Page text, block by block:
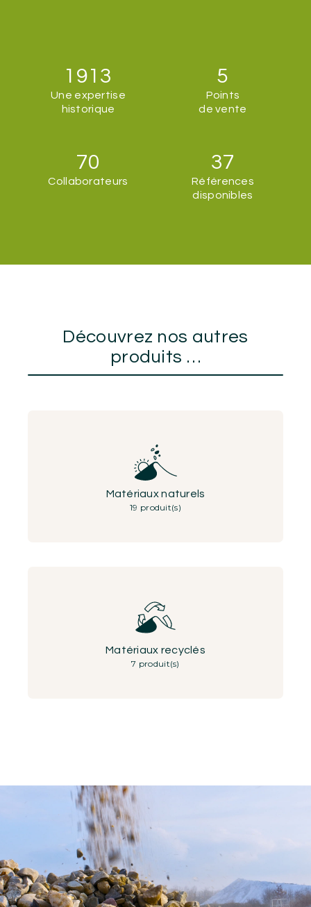
1913
Une expertise
historique
5
Points
de vente
70
Collaborateurs
37
Références
disponibles
Découvrez nos autres
produits …
Matériaux naturels
19 produit(s)
Matériaux recyclés
7 produit(s)